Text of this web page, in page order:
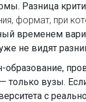
Разница
, формат, при
временем
уже не видят
вузы.
с